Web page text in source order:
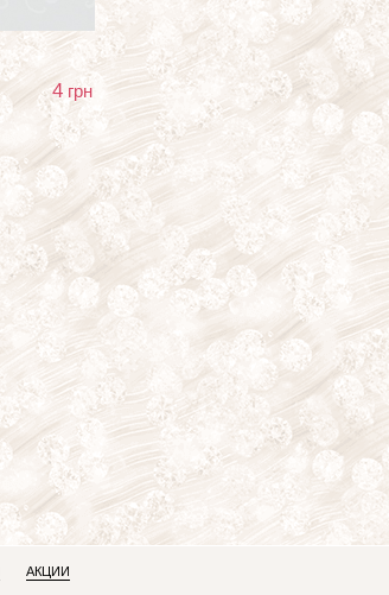
4 грн
АКЦИИ